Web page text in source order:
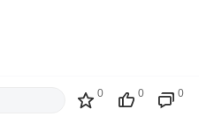
0 0 0